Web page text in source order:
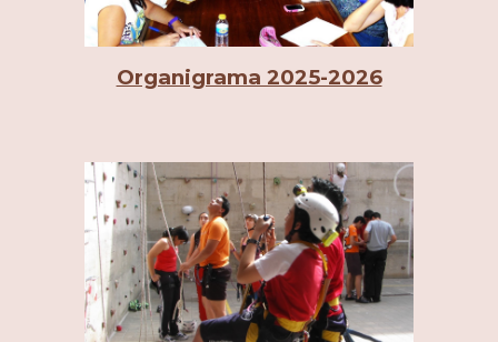
Organigrama 2025-2026